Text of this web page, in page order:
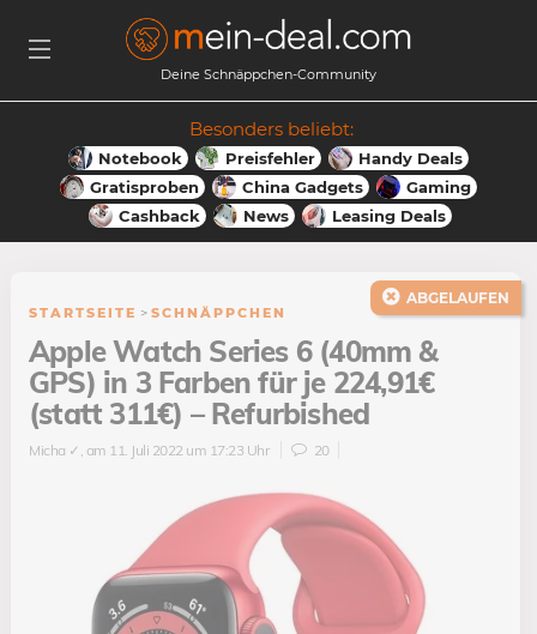
Deine Schnäppchen-Community
Besonders beliebt:
Notebook Preisfehler
Handy Deals
Gratisproben
China Gadgets
Gaming
Cashback
News Leasing Deals
STARTSEITE > SCHNÄPPCHEN
Apple Watch Series 6 (40mm &
GPS) in 3 Farben für je 224,91€
(statt 311€) – Refurbished
ABGELAUFEN
Micha ✓ , am 11. Juli 2022 um 17:23 Uhr 20